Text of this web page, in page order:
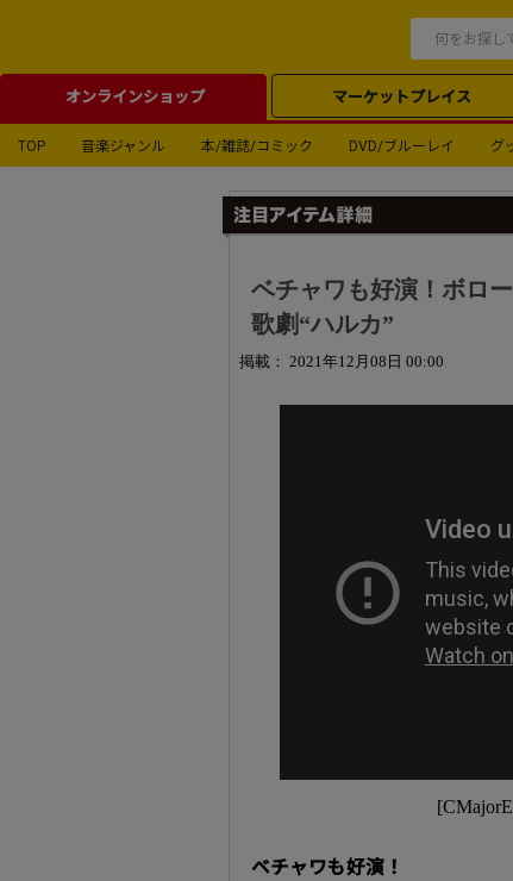
オンラインショップ マーケットプレイス
TOP 音楽ジャンル 本/雑誌/コミック DVD/ブルーレイ グ
ベチャワも好演！ボロ
歌劇“ハルカ”
掲載： 2021年12月08日 00:00
ベチャワも好演！